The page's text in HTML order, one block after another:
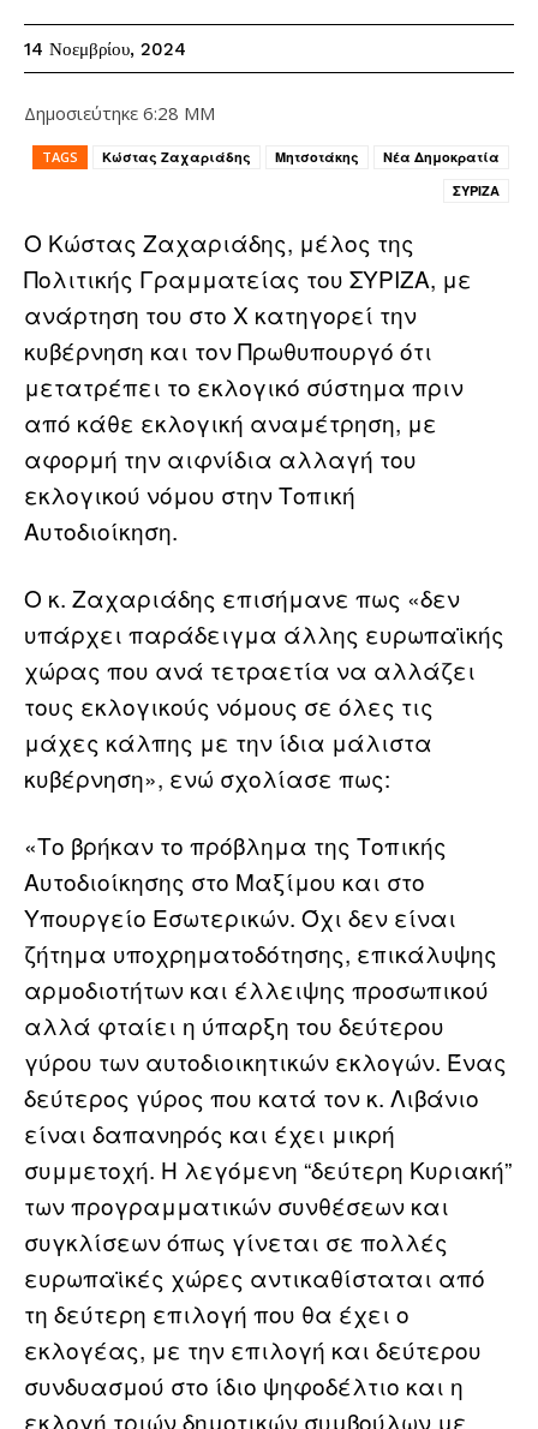
14 Νοεμβρίου, 2024
Δημοσιεύτηκε 6:28 ΜΜ
TAGS Κώστας Ζαχαριάδης Μητσοτάκης
Νέα Δημοκρατία
ΣΥΡΙΖΑ
Ο Κώστας Ζαχαριάδης, μέλος της
Πολιτικής Γραμματείας του ΣΥΡΙΖΑ, με
ανάρτηση του στο X κατηγορεί την
κυβέρνηση και τον Πρωθυπουργό ότι
μετατρέπει το εκλογικό σύστημα πριν
από κάθε εκλογική αναμέτρηση, με
αφορμή την αιφνίδια αλλαγή του
εκλογικού νόμου στην Τοπική
Αυτοδιοίκηση.
Ο κ. Ζαχαριάδης επισήμανε πως «δεν
υπάρχει παράδειγμα άλλης ευρωπαϊκής
χώρας που ανά τετραετία να αλλάζει
τους εκλογικούς νόμους σε όλες τις
μάχες κάλπης με την ίδια μάλιστα
κυβέρνηση», ενώ σχολίασε πως:
«Το βρήκαν το πρόβλημα της Τοπικής
Αυτοδιοίκησης στο Μαξίμου και στο
Υπουργείο Εσωτερικών. Όχι δεν είναι
ζήτημα υποχρηματοδότησης, επικάλυψης
αρμοδιοτήτων και έλλειψης προσωπικού
αλλά φταίει η ύπαρξη του δεύτερου
γύρου των αυτοδιοικητικών εκλογών. Ένας
δεύτερος γύρος που κατά τον κ. Λιβάνιο
είναι δαπανηρός και έχει μικρή
συμμετοχή. Η λεγόμενη “δεύτερη Κυριακή”
των προγραμματικών συνθέσεων και
συγκλίσεων όπως γίνεται σε πολλές
ευρωπαϊκές χώρες αντικαθίσταται από
τη δεύτερη επιλογή που θα έχει ο
εκλογέας, με την επιλογή και δεύτερου
συνδυασμού στο ίδιο ψηφοδέλτιο και η
εκλογή τριών δημοτικών συμβούλων με